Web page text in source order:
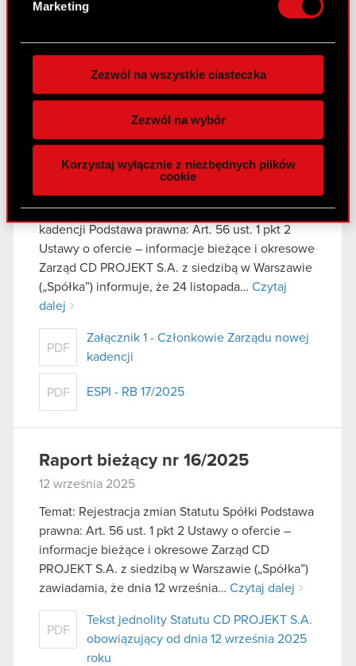
preferencje w
. W Deklaracji
zgodę w dowolnej chwili.
Wykorzystujemy pliki cookie do
funkcje społecznościowe i analizować ruch w
naszej witrynie. Informacje o tym, jak korzystasz
z naszej witryny, udostępniamy partnerom
Partnerzy mogą połączyć te informacje z innymi
danymi otrzymanymi od Ciebie lub uzyskanymi
podczas korzystania z ich usług. Kontynuując
korzystanie z naszej witryny, zgadasz się na
używanie plików cookie.
Marketing
Zezwól na wszystkie ciasteczka
Zezwól na wybór
Korzystaj wyłącznie z niezbędnych plików
cookie
publicznej wiadomości informację o przyjęciu
Raport bieżący nr 17/2025
Temat: Powołanie Członków Zarządu nowej
kadencji Podstawa prawna: Art. 56 ust. 1 pkt 2
Ustawy o ofercie – informacje bieżące i okresowe
Zarząd CD PROJEKT S.A. z siedzibą w Warszawie
(„Spółka”) informuje, że 24 listopada… Czytaj
dalej
PDF
Załącznik 1 - Członkowie Zarządu nowej
kadencji
PDF ESPI - RB 17/2025
Raport bieżący nr 16/2025
12 września 2025
Temat: Rejestracja zmian Statutu Spółki Podstawa
prawna: Art. 56 ust. 1 pkt 2 Ustawy o ofercie –
informacje bieżące i okresowe Zarząd CD
PROJEKT S.A. z siedzibą w Warszawie („Spółka”)
zawiadamia, że dnia 12 września… Czytaj dalej
PDF
Tekst jednolity Statutu CD PROJEKT S.A.
obowiązujący od dnia 12 września 2025
roku